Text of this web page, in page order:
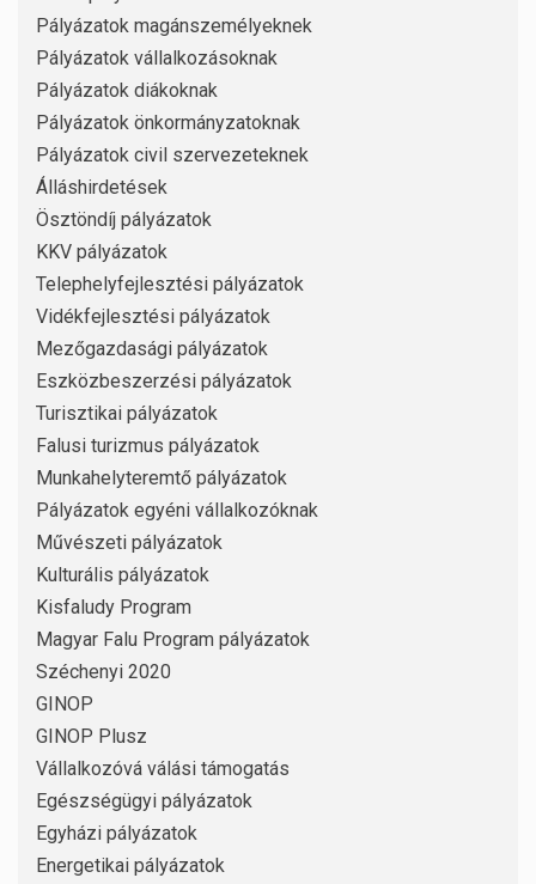
Pályázatok magánszemélyeknek
Pályázatok vállalkozásoknak
Pályázatok diákoknak
Pályázatok önkormányzatoknak
Pályázatok civil szervezeteknek
Álláshirdetések
Ösztöndíj pályázatok
KKV pályázatok
Telephelyfejlesztési pályázatok
Vidékfejlesztési pályázatok
Mezőgazdasági pályázatok
Eszközbeszerzési pályázatok
Turisztikai pályázatok
Falusi turizmus pályázatok
Munkahelyteremtő pályázatok
Pályázatok egyéni vállalkozóknak
Művészeti pályázatok
Kulturális pályázatok
Kisfaludy Program
Magyar Falu Program pályázatok
Széchenyi 2020
GINOP
GINOP Plusz
Vállalkozóvá válási támogatás
Egészségügyi pályázatok
Egyházi pályázatok
Energetikai pályázatok